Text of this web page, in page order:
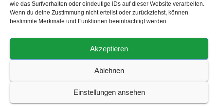
wie das Surfverhalten oder eindeutige IDs auf dieser Website verarbeiten.
Wenn du deine Zustimmung nicht erteilst oder zurückziehst, können
bestimmte Merkmale und Funktionen beeinträchtigt werden.
Akzeptieren
Ablehnen
Einstellungen ansehen
Smart ist, wenn es einfach ist